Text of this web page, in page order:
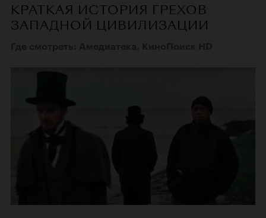
КРАТКАЯ ИСТОРИЯ ГРЕХОВ
ЗАПАДНОЙ ЦИВИЛИЗАЦИИ